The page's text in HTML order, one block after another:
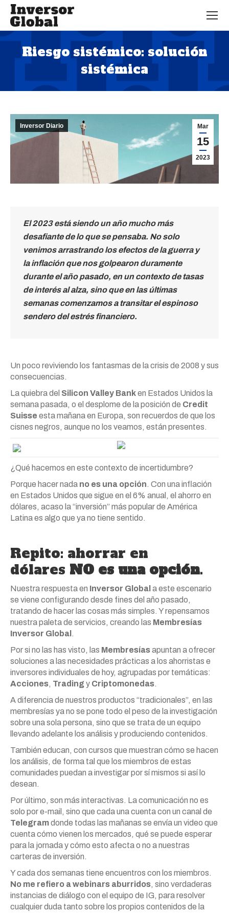
Riesgo sistémico: solución
sistémica
Estás aquí:
Mar
15
2023
Inversor Diario
El 2023 está siendo un año mucho más
desafiante de lo que se pensaba. No solo
venimos arrastrando los efectos de la guerra y
la inflación que nos golpearon duramente
durante el año pasado, en un contexto de tasas
de interés al alza, sino que en las últimas
semanas comenzamos a transitar el espinoso
sendero del estrés financiero.
Un poco reviviendo los fantasmas de la crisis de 2008 y sus
consecuencias.
La quiebra del Silicon Valley Banken Estados Unidos la
semana pasada, o el desplome de la posición de Credit
Suisse esta mañana en Europa, son recuerdos de que los
cisnes negros, aunque no los veamos, están presentes.
¿Qué hacemos en este contexto de incertidumbre?
Porque hacer nada no es una opción. Con una inflación
en Estados Unidos que sigue en el 6% anual, el ahorro en
dólares, acaso la “inversión” más popular de América
Latina es algo que ya no tiene sentido.
Repito: ahorrar en
dólares NO es una opción.
Nuestra respuesta en Inversor Global a este escenario
se viene configurando desde fines del año pasado,
tratando de hacer las cosas más simples. Y repensamos
nuestra paleta de servicios, creando las Membresías
Inversor Global .
Por si no las has visto, las Membresíasapuntan a ofrecer
soluciones a las necesidades prácticas a los ahorristas e
inversores individuales de hoy, agrupadas por temáticas:
Acciones, Trading y Criptomonedas.
A diferencia de nuestros productos “tradicionales”, en las
membresías ya no se pone todo el peso de la investigación
sobre una sola persona, sino que se trata de un equipo
llevando adelante los análisis y produciendo contenidos.
También educan, con cursos que muestran cómo se hacen
los análisis, de forma tal que los miembros de estas
comunidades puedan a investigar por sí mismos si así lo
desean.
Por último, son más interactivas. La comunicación no es
solo por e-mail, sino que cada una cuenta con un canal de
Telegramdonde todas las mañanas se envía un video que
cuenta cómo vienen los mercados, qué se puede esperar
para la jornada y cómo esto afecta o no a nuestras
carteras de inversión.
Y cada dos semanas tiene encuentros con los miembros.
No me refiero a webinars aburridos, sino verdaderas
instancias de diálogo con el equipo de IG, para resolver
cualquier duda tanto sobre los propios contenidos de la